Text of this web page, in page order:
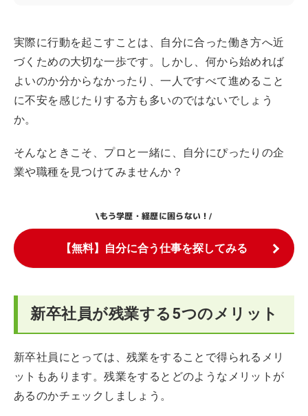
実際に行動を起こすことは、自分に合った働き方へ近
づくための大切な一歩です。しかし、何から始めれば
よいのか分からなかったり、一人ですべて進めること
に不安を感じたりする方も多いのではないでしょう
か。
そんなときこそ、プロと一緒に、自分にぴったりの企
業や職種を見つけてみませんか？
\もう学歴・経歴に困らない！/
【無料】自分に合う仕事を探してみる
新卒社員が残業する5つのメリット
新卒社員にとっては、残業をすることで得られるメリ
ットもあります。残業をするとどのようなメリットが
あるのかチェックしましょう。